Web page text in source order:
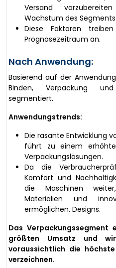
Versand
Wachstum des
Diese Faktoren
Prognosezeitraum an.
Nach Anwendung:
Basierend auf der
Binden, Verpackung
segmentiert.
Anwendungstrends:
Die rasante Entwicklung
führt zu einem
Verpackungslösungen.
Da die
Komfort und
die Maschinen
Materialien und
ermöglichen. Designs.
Das
größten Umsatz und
voraussichtlich die
verzeichnen.